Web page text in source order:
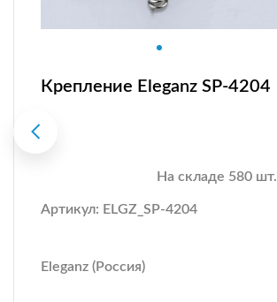
Крепление Eleganz SP-4204
На складе 580 шт.
Артикул: ELGZ_SP-4204
Eleganz (Россия)